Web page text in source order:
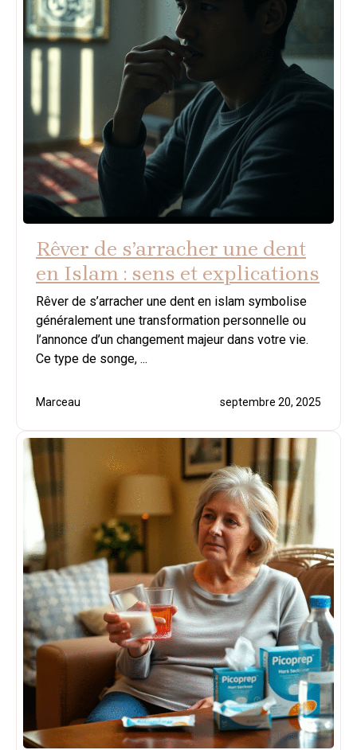
Rêver de s’arracher une dent
en Islam : sens et explications
Rêver de s’arracher une dent en islam symbolise
généralement une transformation personnelle ou
l’annonce d’un changement majeur dans votre vie.
Ce type de songe, ...
Marceau septembre 20, 2025